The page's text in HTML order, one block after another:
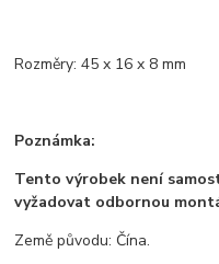
Rozměry: 45 x 16 x 8 mm
Poznámka:
Tento výrobek není
vyžadovat odbornou
Země původu: Čína.